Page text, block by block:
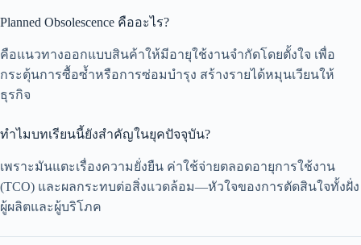
Planned Obsolescence คืออะไร?
คือแนวทางออกแบบสินค้าให้มีอายุใช้งานจำกัดโดยตั้งใจ เพื่อ
กระตุ้นการซื้อซ้ำหรือการซ่อมบำรุง สร้างรายได้หมุนเวียนให้
ธุรกิจ
ทำไมบทเรียนนี้ยังสำคัญในยุคปัจจุบัน?
เพราะมันแตะเรื่องความยั่งยืน ค่าใช้จ่ายตลอดอายุการใช้งาน
(TCO) และผลกระทบต่อสิ่งแวดล้อม—หัวใจของการตัดสินใจทั้งฝั่ง
ผู้ผลิตและผู้บริโภค